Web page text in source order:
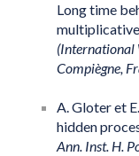
Long time
(International
Compiègne,
A. Gloter et
hidden
Ann. Inst. H.